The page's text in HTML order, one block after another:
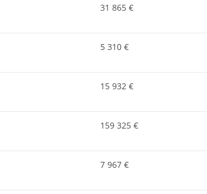
31 865 €
5 310 €
15 932 €
159 325 €
7 967 €